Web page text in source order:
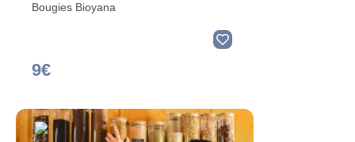
Bougies Bioyana
9€